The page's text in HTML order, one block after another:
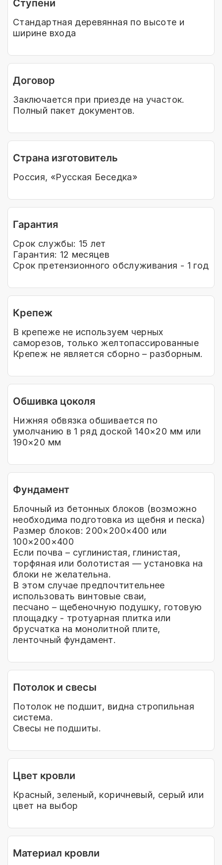
Ступени
Стандартная деревянная по высоте и
ширине входа
Договор
Заключается при приезде на участок.
Полный пакет документов.
Страна изготовитель
Россия, «Русская Беседка»
Гарантия
Срок службы: 15 лет
Гарантия: 12 месяцев
Срок претензионного обслуживания - 1 год
Крепеж
В крепеже не используем черных
саморезов, только желтопассированные
Крепеж не является сборно – разборным.
Обшивка цоколя
Нижняя обвязка обшивается по
умолчанию в 1 ряд доской 140×20 мм или
190×20 мм
Фундамент
Блочный из бетонных блоков (возможно
необходима подготовка из щебня и песка)
Размер блоков: 200×200×400 или
100×200×400
Если почва – суглинистая, глинистая,
торфяная или болотистая — установка на
блоки не желательна.
В этом случае предпочтительнее
использовать винтовые сваи,
песчано – щебеночную подушку, готовую
площадку - тротуарная плитка или
брусчатка на монолитной плите,
ленточный фундамент.
Потолок и свесы
Потолок не подшит, видна стропильная
система.
Свесы не подшиты.
Цвет кровли
Красный, зеленый, коричневый, серый или
цвет на выбор
Материал кровли